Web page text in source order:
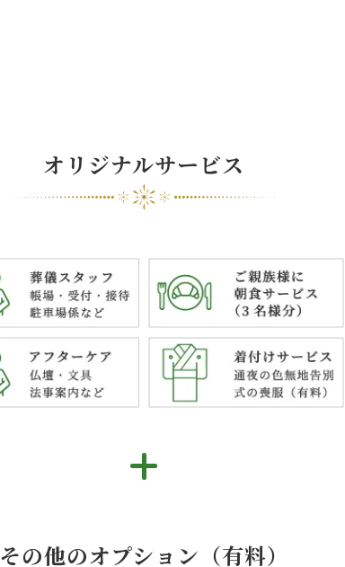
オリジナルサービス
その他のオプション（有料）